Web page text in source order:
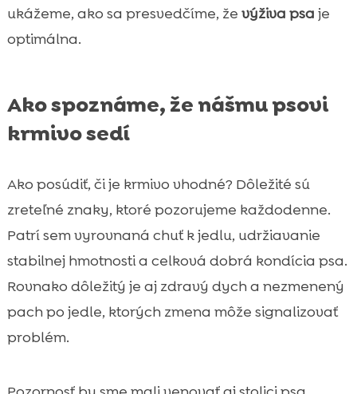
ukážeme, ako sa presvedčíme, že výživa psa je
optimálna.
Ako spoznáme, že nášmu psovi
krmivo sedí
Ako posúdiť, či je krmivo vhodné? Dôležité sú
zreteľné znaky, ktoré pozorujeme každodenne.
Patrí sem vyrovnaná chuť k jedlu, udržiavanie
stabilnej hmotnosti a celková dobrá kondícia psa.
Rovnako dôležitý je aj zdravý dych a nezmenený
pach po jedle, ktorých zmena môže signalizovať
problém.